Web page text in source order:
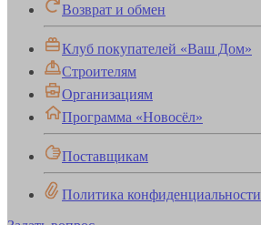
Возврат и обмен
Клуб покупателей «Ваш Дом»
Строителям
Организациям
Программа «Новосёл»
Поставщикам
Политика конфиденциальности